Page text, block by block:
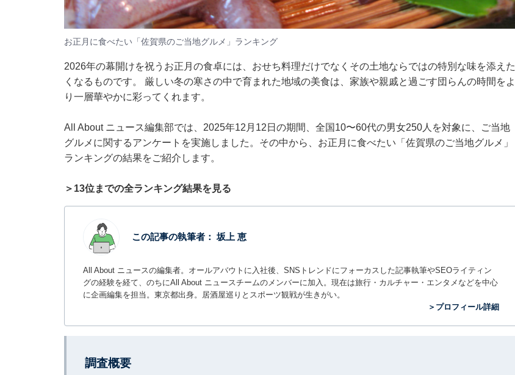
お正月に食べたい「佐賀県のご当地グルメ」ランキング
2026年の幕開けを祝うお正月の食卓には、おせち料理だけでなくその土地ならではの特別な味を添えた
くなるものです。 厳しい冬の寒さの中で育まれた地域の美食は、家族や親戚と過ごす団らんの時間をよ
り一層華やかに彩ってくれます。
All About ニュース編集部では、2025年12月12日の期間、全国10〜60代の男女250人を対象に、ご当地
グルメに関するアンケートを実施しました。その中から、お正月に食べたい「佐賀県のご当地グルメ」
ランキングの結果をご紹介します。
＞13位までの全ランキング結果を見る
この記事の執筆者： 坂上 恵
All About ニュースの編集者。オールアバウトに入社後、SNSトレンドにフォーカスした記事執筆やSEOライティン
グの経験を経て、のちにAll About ニュースチームのメンバーに加入。現在は旅行・カルチャー・エンタメなどを中心
に企画編集を担当。東京都出身。居酒屋巡りとスポーツ観戦が生きがい。
＞プロフィール詳細
調査概要